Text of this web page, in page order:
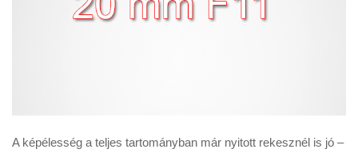
A képélesség a teljes tartományban már nyitott rekesznél is jó –